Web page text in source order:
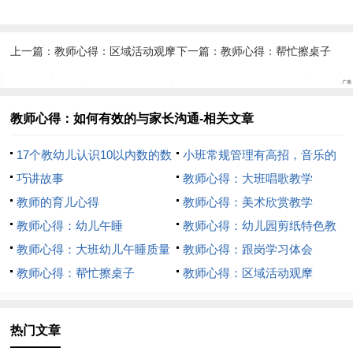
上一篇：教师心得：区域活动观摩下一篇： 教师心得：帮忙擦桌子
教师心得：如何有效的与家长沟通-相关文章
17个教幼儿认识10以内数的数
学游戏大全
小班常规管理有高招，音乐的
魔力
巧讲故事
教师心得：大班唱歌教学
教师的育儿心得
教师心得：美术欣赏教学
教师心得：幼儿午睡
教师心得：幼儿园剪纸特色教
学
教师心得：大班幼儿午睡质量
的培养
教师心得：跟岗学习体会
教师心得：帮忙擦桌子
教师心得：区域活动观摩
热门文章